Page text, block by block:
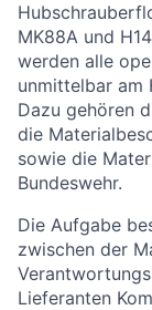
MK88A und
werden alle
unmittelbar am
Dazu gehören
die
sowie die
Bundeswehr.
Die Aufgabe
zwischen der
Lieferanten